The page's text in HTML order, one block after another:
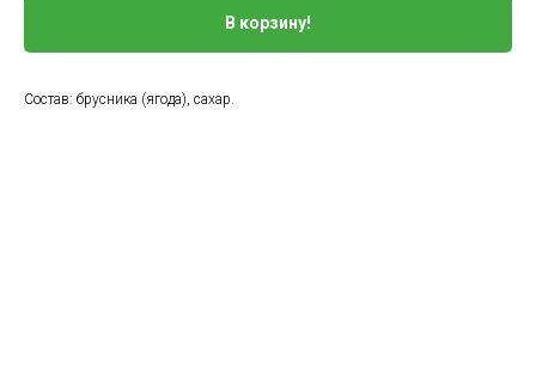
В корзину!
Состав: брусника (ягода), сахар.